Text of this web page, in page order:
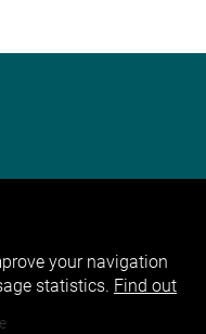
your navigation
statistics. Find out